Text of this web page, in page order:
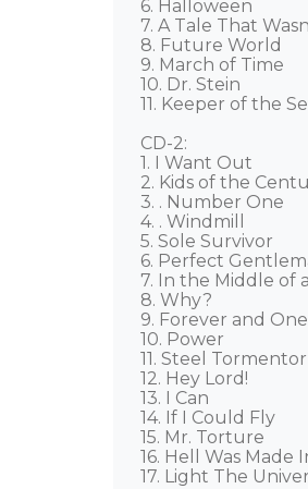
6. Halloween
7. A Tale That
8. Future World
9. March of Time
10. Dr. Stein
11. Keeper of the
CD-2:
1. I Want Out
2. Kids of the
3. . Number One
4. . Windmill
5. Sole Survivor
6. Perfect
7. In the Middle of
8. Why?
9. Forever and
10. Power
11. Steel Tormentor
12. Hey Lord!
13. I Can
14. If I Could Fly
15. Mr. Torture
16. Hell Was Made
17. Light The